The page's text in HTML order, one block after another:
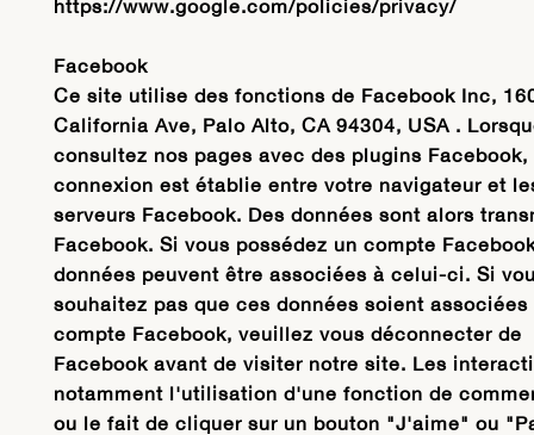
https://www.google.com/policies/privacy/
Facebook
Ce site utilise des fonctions de Facebook Inc,
California Ave, Palo Alto, CA 94304, USA .
consultez nos pages avec des plugins Facebook,
connexion est établie entre votre navigateur et
serveurs Facebook. Des données sont alors
Facebook. Si vous possédez un compte
données peuvent être associées à celui-ci. Si
souhaitez pas que ces données soient associées
compte Facebook, veuillez vous déconnecter de
Facebook avant de visiter notre site. Les
notamment l'utilisation d'une fonction de
ou le fait de cliquer sur un bouton "J'aime" ou